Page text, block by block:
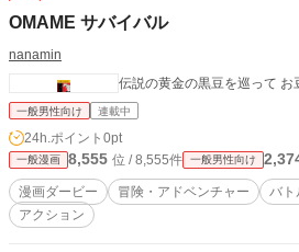
OMAME サバイバル
nanamin
伝説の黄金の黒豆を巡って お
一般男性向け 連載中
24h.ポイント 0pt
一般漫画 8,555 位 / 8,555件 一般男性向け
漫画ダービー 冒険・アドベンチャー バト
アクション